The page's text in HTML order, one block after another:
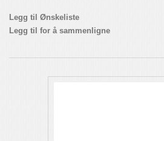
Legg til Ønskeliste
Legg til for å sammenligne